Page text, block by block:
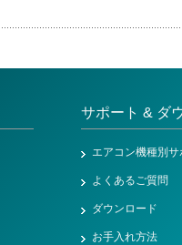
サポート & ダ
エアコン機種別
よくあるご質問
ダウンロード
お手入れ方法